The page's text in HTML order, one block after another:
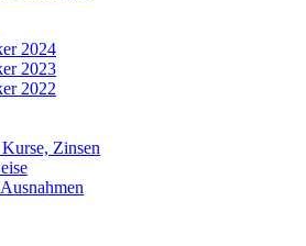
2024
2023
2022
Zinsen